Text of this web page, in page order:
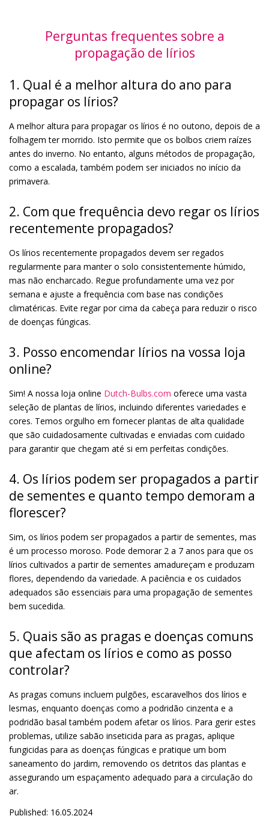
Perguntas frequentes sobre a
propagação de lírios
1. Qual é a melhor altura do ano para
propagar os lírios?
A melhor altura para propagar os lírios é no outono, depois de a
folhagem ter morrido. Isto permite que os bolbos criem raízes
antes do inverno. No entanto, alguns métodos de propagação,
como a escalada, também podem ser iniciados no início da
primavera.
2. Com que frequência devo regar os lírios
recentemente propagados?
Os lírios recentemente propagados devem ser regados
regularmente para manter o solo consistentemente húmido,
mas não encharcado. Regue profundamente uma vez por
semana e ajuste a frequência com base nas condições
climatéricas. Evite regar por cima da cabeça para reduzir o risco
de doenças fúngicas.
3. Posso encomendar lírios na vossa loja
online?
Sim! A nossa loja online Dutch-Bulbs.com oferece uma vasta
seleção de plantas de lírios, incluindo diferentes variedades e
cores. Temos orgulho em fornecer plantas de alta qualidade
que são cuidadosamente cultivadas e enviadas com cuidado
para garantir que chegam até si em perfeitas condições.
4. Os lírios podem ser propagados a partir
de sementes e quanto tempo demoram a
florescer?
Sim, os lírios podem ser propagados a partir de sementes, mas
é um processo moroso. Pode demorar 2 a 7 anos para que os
lírios cultivados a partir de sementes amadureçam e produzam
flores, dependendo da variedade. A paciência e os cuidados
adequados são essenciais para uma propagação de sementes
bem sucedida.
5. Quais são as pragas e doenças comuns
que afectam os lírios e como as posso
controlar?
As pragas comuns incluem pulgões, escaravelhos dos lírios e
lesmas, enquanto doenças como a podridão cinzenta e a
podridão basal também podem afetar os lírios. Para gerir estes
problemas, utilize sabão inseticida para as pragas, aplique
fungicidas para as doenças fúngicas e pratique um bom
saneamento do jardim, removendo os detritos das plantas e
assegurando um espaçamento adequado para a circulação do
ar.
Published: 16.05.2024